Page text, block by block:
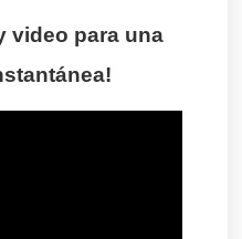
video para una